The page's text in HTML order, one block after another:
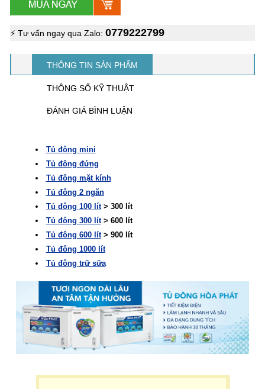
⚡ Tư vấn ngay qua Zalo: 0779222799
THÔNG TIN SẢN PHẨM
THÔNG SỐ KỸ THUẬT
ĐÁNH GIÁ BÌNH LUẬN
Tủ đông mini
Tủ đông đứng
Tủ đông mặt kính
Tủ đông 2 ngăn
Tủ đông 100 lít> 300 lít
Tủ đông 300 lít> 600 lít
Tủ đông 600 lít> 900 lít
Tủ đông 1000 lít
Tủ đông trữ sữa